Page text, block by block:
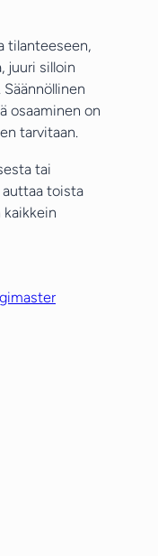
tilanteeseen,
juuri silloin
osaaminen on
tarvitaan.
tai
auttaa toista
kaikkein